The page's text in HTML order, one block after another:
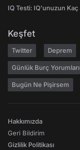
IQ Testi: IQ'unuzun
Keşfet
Twitter Deprem
Günlük Burç Yorumları
Bugün Ne Pişirsem
Hakkımızda
Geri Bildirim
Gizlilik Politikası